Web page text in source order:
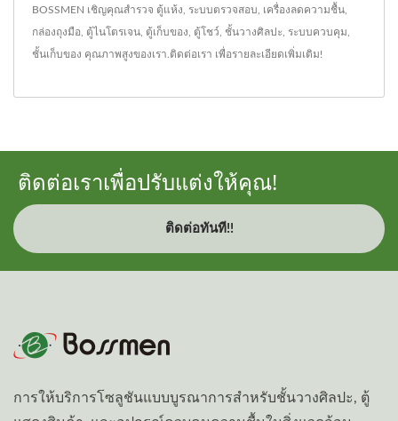
BOSSMEN เชิญคุณสำรวจ ตู้แห้ง ระบบตรวจสอบ เครื่องลดความชื้น
กล่องถุงมือ ตู้ไนโตรเจน ตู้เก็บของ ตู้โชว์ ชั้นวางศิลปะ ระบบควบคุม
ชั้นเก็บของ คุณภาพสูงของเรา. ติดต่อเรา เพื่อรายละเอียดเพิ่มเติม!
ติดต่อเราเพื่อปรับแต่งให้คุณ!
ติดต่อทันที!!
การให้บริการโซลูชันแบบบูรณาการสำหรับชั้นวางศิลปะ, ตู้